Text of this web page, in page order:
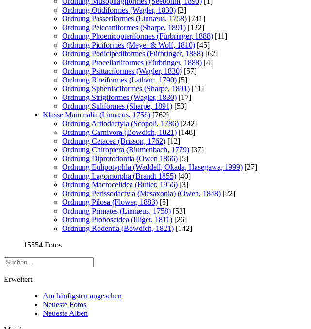
Ordnung Otidiformes (Wagler, 1830) [2]
Ordnung Passeriformes (Linnæus, 1758) [741]
Ordnung Pelecaniformes (Sharpe, 1891) [122]
Ordnung Phoenicopteriformes (Fürbringer, 1888) [11]
Ordnung Piciformes (Meyer & Wolf, 1810) [45]
Ordnung Podicipediformes (Fürbringer, 1888) [62]
Ordnung Procellariiformes (Fürbringer, 1888) [4]
Ordnung Psittaciformes (Wagler, 1830) [57]
Ordnung Rheiformes (Latham, 1790) [5]
Ordnung Sphenisciformes (Sharpe, 1891) [11]
Ordnung Strigiformes (Wagler, 1830) [17]
Ordnung Suliformes (Sharpe, 1891) [53]
Klasse Mammalia (Linnæus, 1758) [762]
Ordnung Artiodactyla (Scopoli, 1786) [242]
Ordnung Carnivora (Bowdich, 1821) [148]
Ordnung Cetacea (Brisson, 1762) [12]
Ordnung Chiroptera (Blumenbach, 1779) [37]
Ordnung Diprotodontia (Owen 1866) [5]
Ordnung Eulipotyphla (Waddell, Okada, Hasegawa, 1999) [27]
Ordnung Lagomorpha (Brandt 1855) [40]
Ordnung Macrocelidea (Butler, 1956) [3]
Ordnung Perissodactyla (Mesaxonia) (Owen, 1848) [22]
Ordnung Pilosa (Flower, 1883) [5]
Ordnung Primates (Linnæus, 1758) [53]
Ordnung Proboscidea (Illiger, 1811) [26]
Ordnung Rodentia (Bowdich, 1821) [142]
15554 Fotos
Erweitert
Am häufigsten angesehen
Neueste Fotos
Neueste Alben